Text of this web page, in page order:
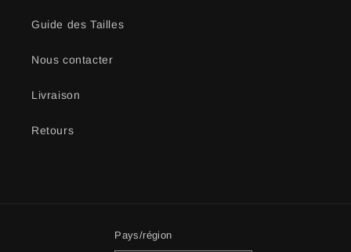
Guide des Tailles
Nous contacter
Livraison
Retours
Pays/région